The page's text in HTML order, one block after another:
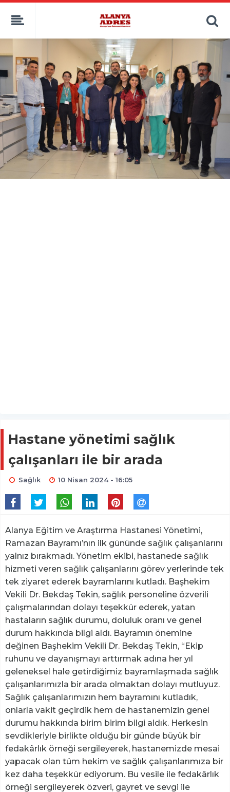
kaçak bahis
deneme bonusu
deneme bonusu veren siteler
bahis siteleri
porno izle
Hastane yönetimi sağlık
çalışanları ile bir arada
Sağlık 10 Nisan 2024 - 16:05
Alanya Eğitim ve Araştırma Hastanesi Yönetimi,
Ramazan Bayramı’nın ilk gününde sağlık çalışanlarını
yalnız bırakmadı. Yönetim ekibi, hastanede sağlık
hizmeti veren sağlık çalışanlarını görev yerlerinde tek
tek ziyaret ederek bayramlarını kutladı. Başhekim
Vekili Dr. Bekdaş Tekin, sağlık personeline özverili
çalışmalarından dolayı teşekkür ederek, yatan
hastaların sağlık durumu, doluluk oranı ve genel
durum hakkında bilgi aldı. Bayramın önemine
değinen Başhekim Vekili Dr. Bekdaş Tekin, “Ekip
ruhunu ve dayanışmayı arttırmak adına her yıl
geleneksel hale getirdiğimiz bayramlaşmada sağlık
çalışanlarımızla bir arada olmaktan dolayı mutluyuz.
Sağlık çalışanlarımızın hem bayramını kutladık,
onlarla vakit geçirdik hem de hastanemizin genel
durumu hakkında birim birim bilgi aldık. Herkesin
sevdikleriyle birlikte olduğu bir günde büyük bir
fedakârlık örneği sergileyerek, hastanemizde mesai
yapacak olan tüm hekim ve sağlık çalışanlarımıza bir
kez daha teşekkür ediyorum. Bu vesile ile fedakârlık
örneği sergileyerek özveri, gayret ve sevgi ile